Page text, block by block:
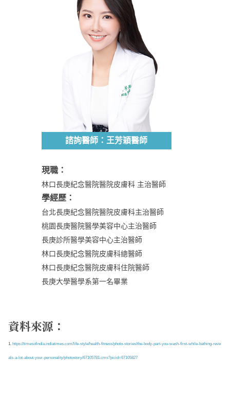
諮詢醫師：王芳穎醫師
現職：
林口長庚紀念醫院醫院皮膚科 主治醫師
學經歷：
台北長庚紀念醫院醫院皮膚科主治醫師
桃園長庚醫院醫學美容中心主治醫師
長庚診所醫學美容中心主治醫師
林口長庚紀念醫院皮膚科總醫師
林口長庚紀念醫院皮膚科住院醫師
長庚大學醫學系第一名畢業
資料來源：
1. https://timesofindia.indiatimes.com/life-style/health-fitness/photo-stories/the-body-part-you-wash-first-while-bathing-reve
als-a-lot-about-your-personality/photostory/67105781.cms?picid=67105827